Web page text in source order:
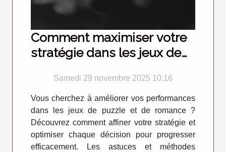
Comment maximiser votre
stratégie dans les jeux de
Samedi 29 novembre 2025 10:16
Vous cherchez à améliorer vos performances
dans les jeux de puzzle et de romance ?
Découvrez comment affiner votre stratégie et
optimiser chaque décision pour progresser
efficacement. Les astuces et méthodes